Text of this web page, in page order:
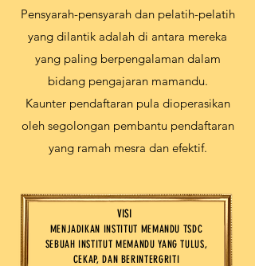
Pensyarah-pensyarah dan pelatih-pelatih
yang dilantik adalah di antara mereka
yang paling berpengalaman dalam
bidang pengajaran mamandu.
Kaunter pendaftaran pula dioperasikan
oleh segolongan pembantu pendaftaran
yang ramah mesra dan efektif.
MENJADIKAN INSTITUT MEMANDU TSDC
SEBUAH INSTITUT MEMANDU YANG TULUS,
CEKAP, DAN BERINTERGRITI
VISI